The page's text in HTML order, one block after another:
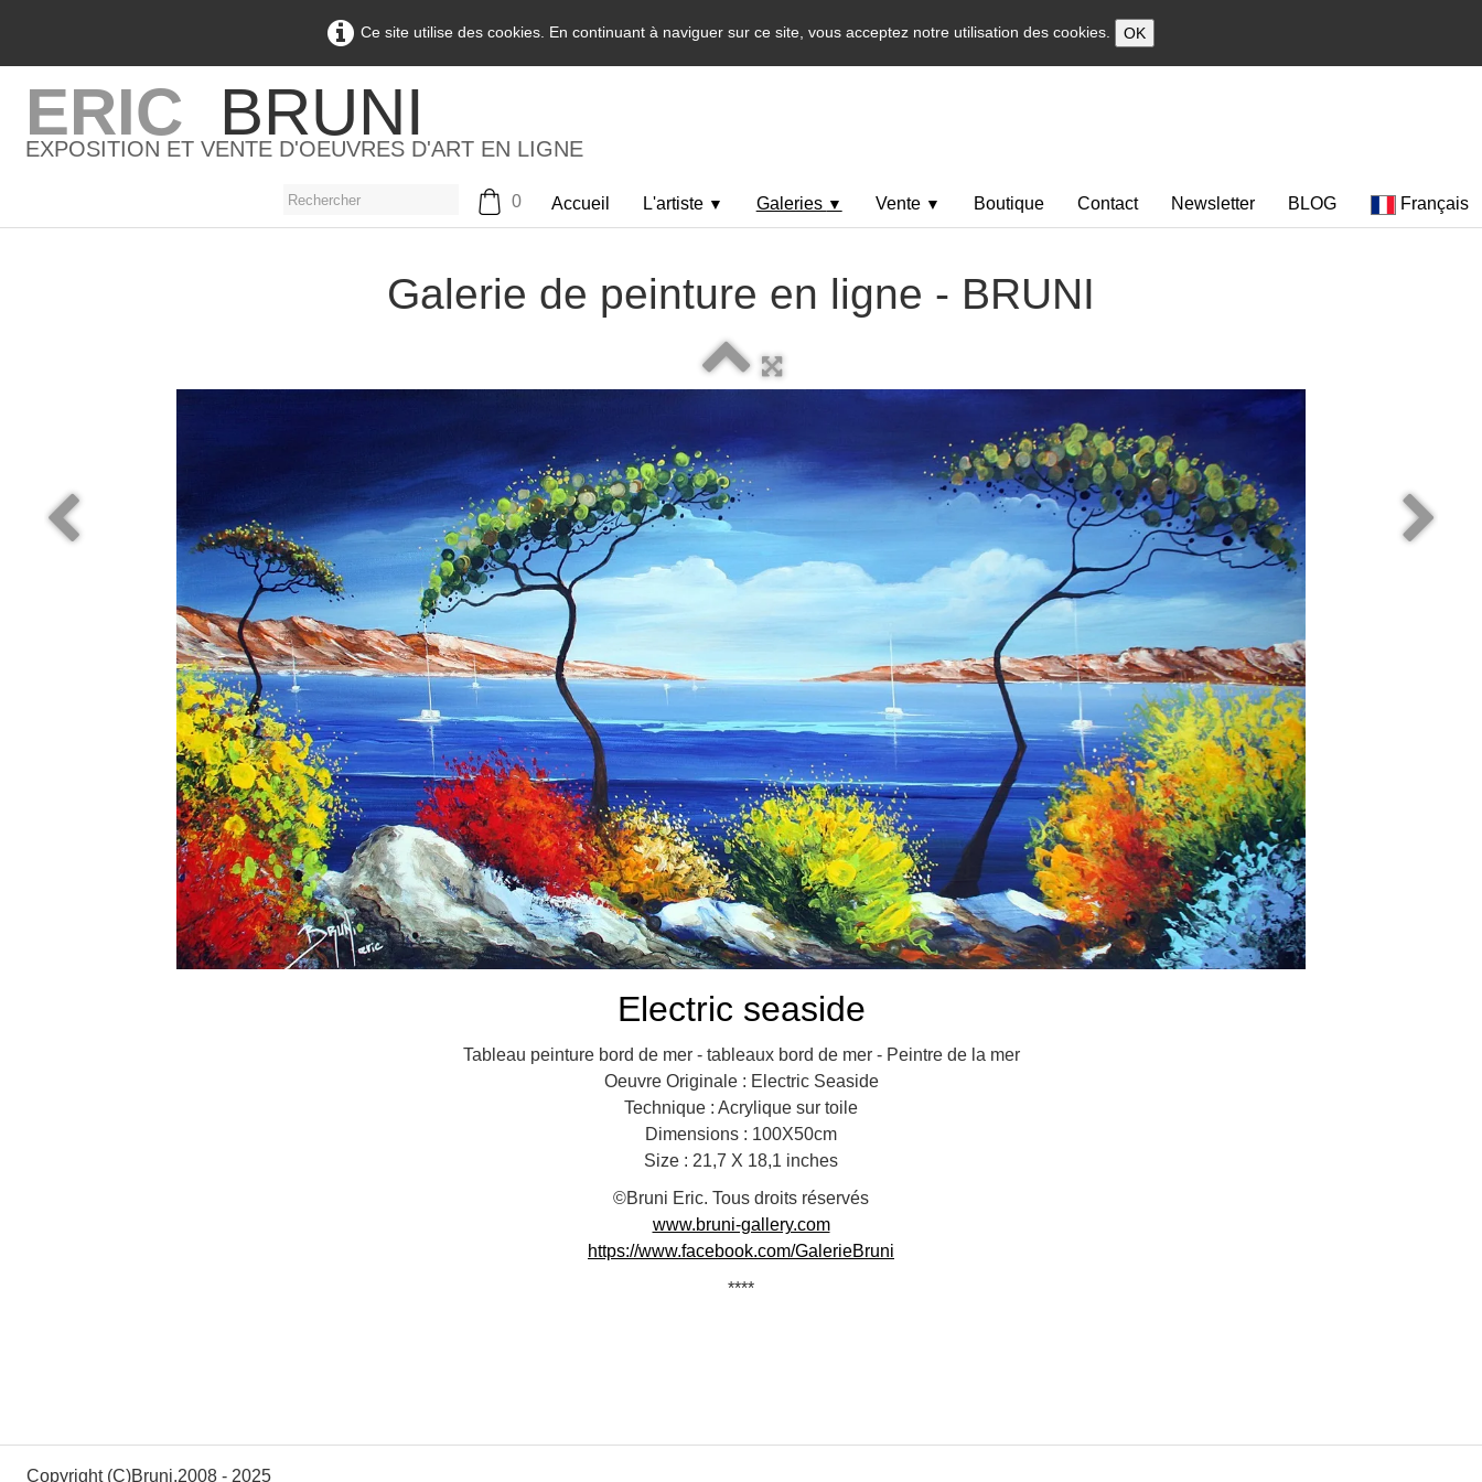
Ce site utilise des cookies. En continuant à naviguer sur ce site, vous acceptez notre utilisation des cookies. OK
ERIC BRUNI
EXPOSITION ET VENTE D'OEUVRES D'ART EN LIGNE
0 Accueil L'artiste ▼ Galeries ▼ Vente ▼ Boutique Contact Newsletter BLOG Français
Galerie de peinture en ligne - BRUNI
Electric seaside
Tableau peinture bord de mer - tableaux bord de mer - Peintre de la mer
Oeuvre Originale : Electric Seaside
Technique : Acrylique sur toile
Dimensions : 100X50cm
Size : 21,7 X 18,1 inches
©Bruni Eric. Tous droits réservés
www.bruni-gallery.com
https://www.facebook.com/GalerieBruni
****
Copyright (C)Bruni.2008 - 2025